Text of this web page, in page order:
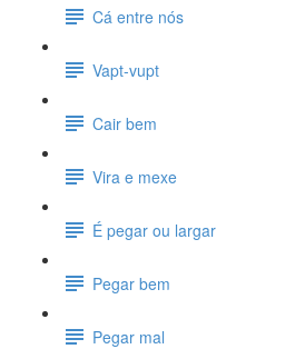
Cá entre nós
Vapt-vupt
Cair bem
Vira e mexe
É pegar ou largar
Pegar bem
Pegar mal